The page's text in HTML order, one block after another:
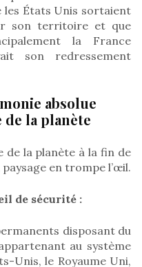
les États Unis sortaient
son territoire et que
la France
son redressement
absolue
la planète
la planète à la fin de
en trompe l’œil.
de sécurité :
disposant du
au système
Unis, le Royaume Uni,